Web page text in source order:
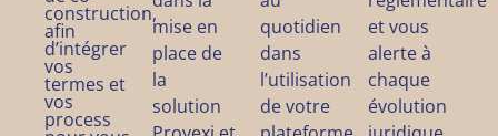
construction,
afin
d’intégrer
vos
termes et
vos
process
mise en
place de
la
solution
quotidien
dans
l’utilisation
de votre
et vous
alerte à
chaque
évolution